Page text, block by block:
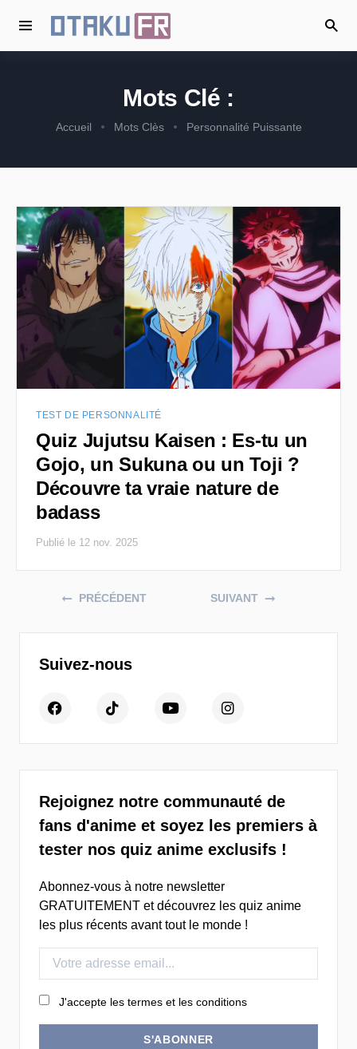
Mots Clé :
Accueil Mots Clès Personnalité Puissante
TEST DE PERSONNALITÉ
Quiz Jujutsu Kaisen : Es-tu un
Gojo, un Sukuna ou un Toji ?
Découvre ta vraie nature de
badass
Publié le 12 nov. 2025
Posts navigation
PRÉCÉDENT SUIVANT
Suivez-nous
Rejoignez notre communauté de
fans d'anime et soyez les premiers à
tester nos quiz anime exclusifs !
Abonnez-vous à notre newsletter
GRATUITEMENT et découvrez les quiz anime
les plus récents avant tout le monde !
J'accepte les termes et les conditions
S'ABONNER